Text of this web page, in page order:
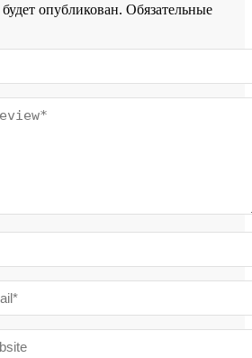
опубликован. Обязательные